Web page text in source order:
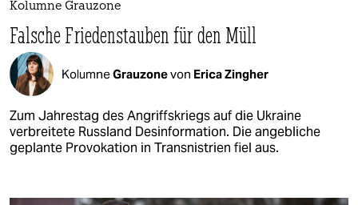
Kolumne Grauzone
Falsche Friedenstauben für den Müll
KolumneGrauzonevon Erica Zingher
Zum Jahrestag des Angriffskriegs auf die Ukraine
verbreitete Russland Desinformation. Die angebliche
geplante Provokation in Transnistrien fiel aus.